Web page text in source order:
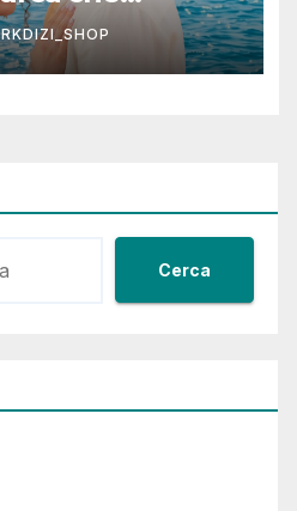
e colpi di
Cerca